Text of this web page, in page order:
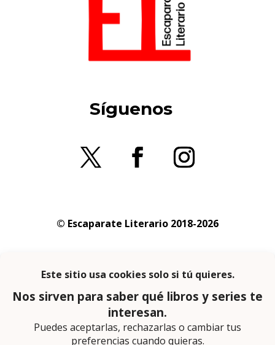
Síguenos
© Escaparate Literario 2018-2026
privacidad
En calidad de afiliado de Amazon obtengo